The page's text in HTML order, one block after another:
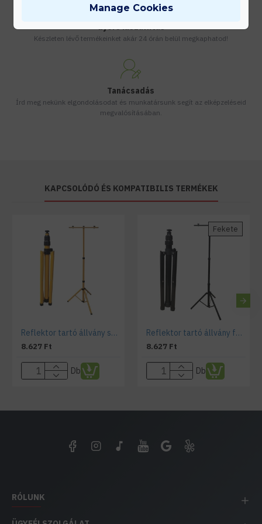
Készleten lévő termékeinket akár 24 órán belül megkaphatod!
Tanácsadás
Írd meg nekünk elgondolásodat és munkatársunk segít az elképzeléseid
megvalósításában.
KAPCSOLÓDÓ ÉS KOMPATIBILIS TERMÉKEK
Reflektor tartó állvány sárga teleszkópos
8.627 Ft
Db
Fekete
Reflektor tartó állvány fekete teleszkópos
8.627 Ft
Db
RÓLUNK
Manage Cookies